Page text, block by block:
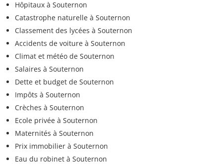
Hôpitaux à Souternon
Catastrophe naturelle à Souternon
Classement des lycées à Souternon
Accidents de voiture à Souternon
Climat et météo de Souternon
Salaires à Souternon
Dette et budget de Souternon
Impôts à Souternon
Crèches à Souternon
Ecole privée à Souternon
Maternités à Souternon
Prix immobilier à Souternon
Eau du robinet à Souternon